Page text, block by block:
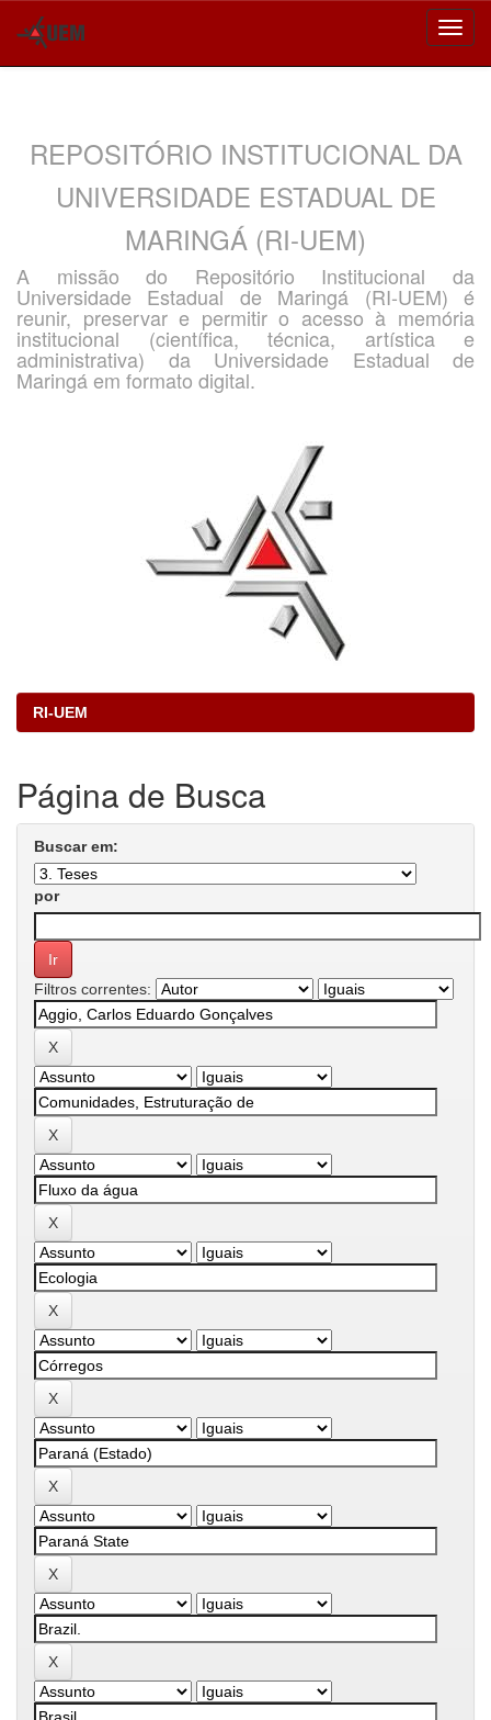
REPOSITÓRIO INSTITUCIONAL DA
UNIVERSIDADE ESTADUAL DE
MARINGÁ (RI-UEM)
A missão do Repositório Institucional da
Universidade Estadual de Maringá (RI-UEM) é
reunir, preservar e permitir o acesso à memória
institucional (científica, técnica, artística e
administrativa) da Universidade Estadual de
Maringá em formato digital.
RI-UEM
Página de Busca
Buscar em:
por
Filtros correntes: